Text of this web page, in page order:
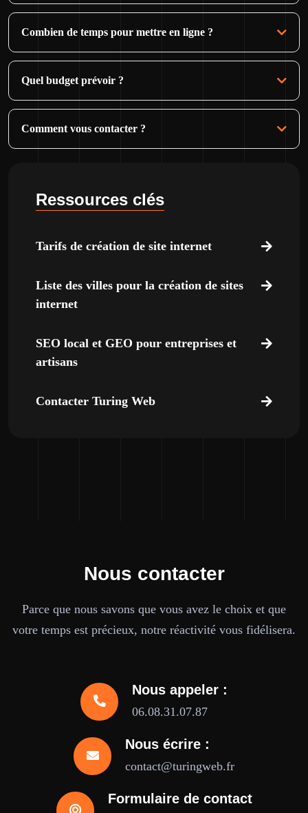
Combien de temps pour mettre en ligne ?
Quel budget prévoir ?
Comment vous contacter ?
Ressources clés
Tarifs de création de site internet
Liste des villes pour la création de sites
internet
SEO local et GEO pour entreprises et
artisans
Contacter Turing Web
Nous contacter
Parce que nous savons que vous avez le choix et que
votre temps est précieux, notre réactivité vous fidélisera.
Nous appeler :
06.08.31.07.87
Nous écrire :
contact@turingweb.fr
Formulaire de contact